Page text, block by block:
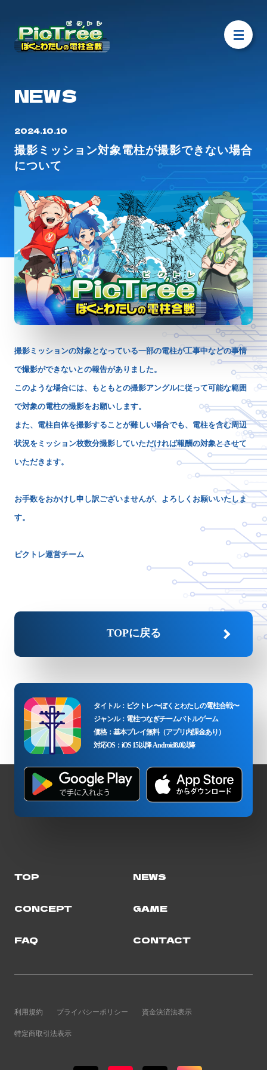
NEWS
2024.10.10
撮影ミッション対象電柱が撮影できない場合
について
撮影ミッションの対象となっている一部の電柱が工事中などの事情
で撮影ができないとの報告がありました。
このような場合には、もともとの撮影アングルに従って可能な範囲
で対象の電柱の撮影をお願いします。
また、電柱自体を撮影することが難しい場合でも、電柱を含む周辺
状況をミッション枚数分撮影していただければ報酬の対象とさせて
いただきます。
お手数をおかけし申し訳ございませんが、よろしくお願いいたしま
す。
ピクトレ運営チーム
TOPに戻る
タイトル：ピクトレ 〜ぼくとわたしの電柱合戦〜
ジャンル：電柱つなぎチームバトルゲーム
価格：基本プレイ無料（アプリ内課金あり）
対応OS：iOS 15以降 Android8.0以降
TOP NEWS
CONCEPT GAME
FAQ CONTACT
利用規約 プライバシーポリシー 資金決済法表示
特定商取引法表示